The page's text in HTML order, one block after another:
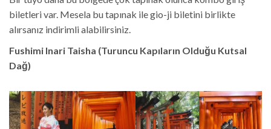
biletleri var. Mesela bu tapınak ile gio-ji biletini birlikte
alırsanız indirimli alabilirsiniz.
Fushimi Inari Taisha (Turuncu Kapıların Olduğu Kutsal
Dağ)